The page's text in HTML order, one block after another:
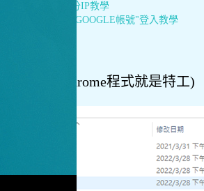
奧丁特工分IP教學
奧丁特工"GOOGLE帳號"登入教學
1.執行特工(chrome程式就是特工)